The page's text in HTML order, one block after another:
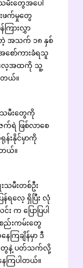
မီးတွေအပေါ်
ဖက်မှုတွေ
ြားလွှာ
အသက် ၁၈ နှစ်
စော်ကားခံရသူ
လေ့အထကို သူ့
တယ်။
သမီးတွေကို
ရဲ ဖြစ်လာစေ
းနိုင်မှာကို
ယ်။
းသမီးတစ်ဦး
ရလေ့ ရှိပြီး လုံ
ပြောပြပါ
းကမ်းတွေ
ကြချိန်မှာ ဒီ
တွေနဲ့ ပတ်သက်လို့
ကြပါတယ်။